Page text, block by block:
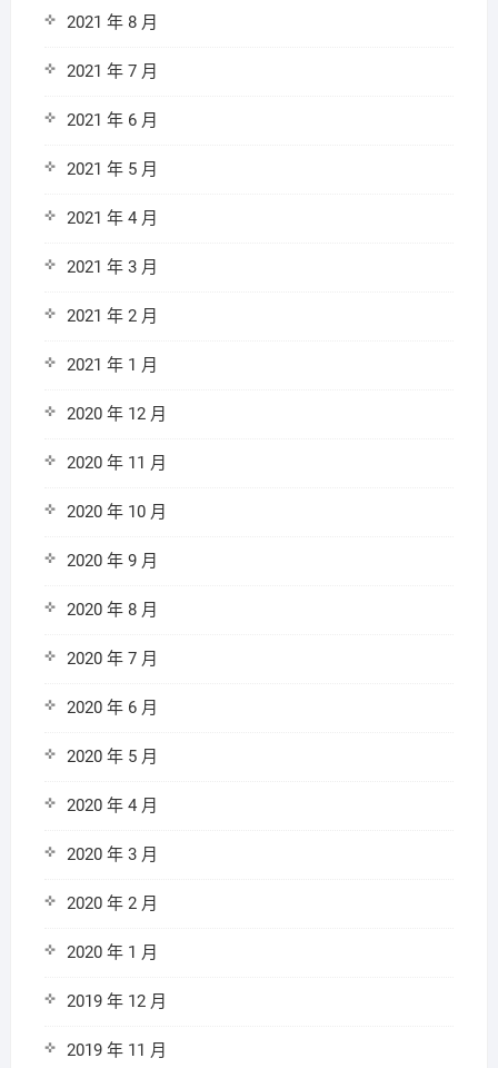
2021 年 8 月
2021 年 7 月
2021 年 6 月
2021 年 5 月
2021 年 4 月
2021 年 3 月
2021 年 2 月
2021 年 1 月
2020 年 12 月
2020 年 11 月
2020 年 10 月
2020 年 9 月
2020 年 8 月
2020 年 7 月
2020 年 6 月
2020 年 5 月
2020 年 4 月
2020 年 3 月
2020 年 2 月
2020 年 1 月
2019 年 12 月
2019 年 11 月